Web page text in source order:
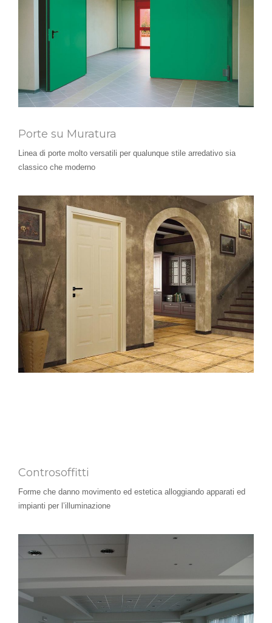
Porte su Muratura
Linea di porte molto versatili per qualunque stile arredativo sia
classico che moderno
Controsoffitti
Forme che danno movimento ed estetica alloggiando apparati ed
impianti per l’illuminazione